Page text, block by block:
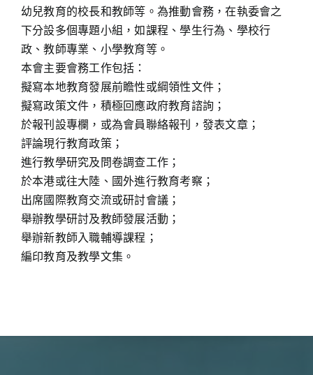
幼兒教育的校長和教師等。為推動會務，在執委會之
下分設多個專題小組，如課程、學生行為、學校行
政、教師專業、小學教育等。
本會主要會務工作包括：
擬寫本地教育發展前瞻性或綱領性文件；
擬寫政策文件，積極回應政府教育諮詢；
於報刊設專欄，或為會員聯絡報刊，發表文章；
評論現行教育政策；
進行教學研究及問卷調查工作；
於本港或往大陸、國外進行教育考察；
出席國際教育交流或研討會議；
舉辦教學研討及教師發展活動；
舉辦新教師入職輔導課程；
編印教育及教學文集。